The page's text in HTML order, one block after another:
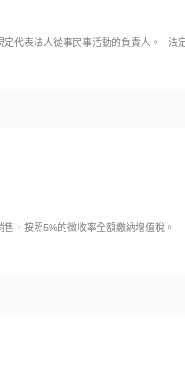
表法人從事民事活動的負責人。 法
，按照5%的徵收率全額繳納增值稅